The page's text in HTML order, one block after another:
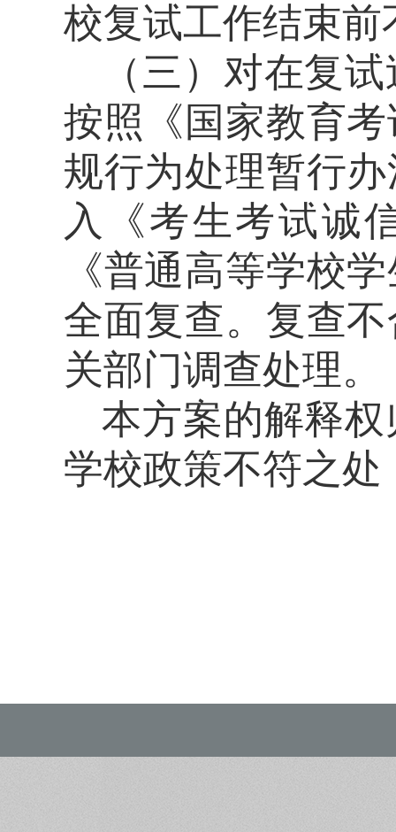
校复试工作结束
（三）对在复
按照《国家教育
规行为处理暂行
入《考生考试诚
《普通高等学校
全面复查。复查
关部门调查处理。
本方案的解释
学校政策不符之